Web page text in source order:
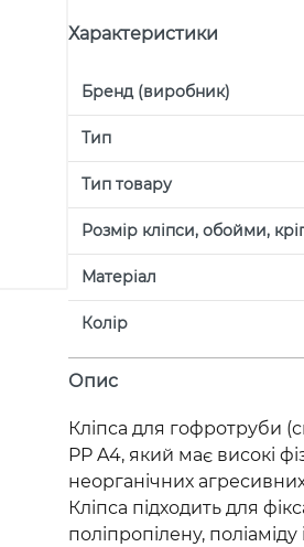
Характеристики
Бренд (виробник)
Тип
Тип товару
Розмір кліпси, обойми,
Матеріал
Колір
Опис
Кліпса для гофротруби
PP A4, який має високі
неорганічних
Кліпса підходить для
поліпропілену,